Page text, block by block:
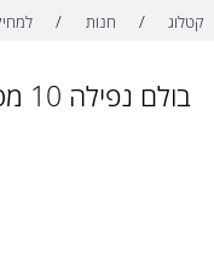
חנות למחיקה
10 מטר